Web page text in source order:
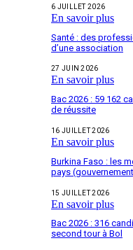
6 JUILLET 2026
En savoir plus
Santé : des
d’une association
27 JUIN 2026
En savoir plus
Bac 2026 : 59 162
de réussite
16 JUILLET 2026
En savoir plus
Burkina Faso : les
pays
15 JUILLET 2026
En savoir plus
Bac 2026 : 316
second tour à Bol